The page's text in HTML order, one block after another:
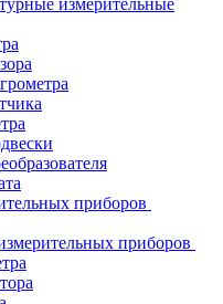
измерительные
приборов
приборов